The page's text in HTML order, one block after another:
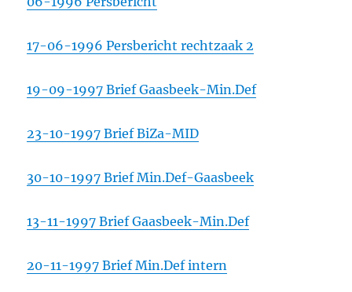
17-06-1996 Persbericht rechtzaak 2
19-09-1997 Brief Gaasbeek-Min.Def
23-10-1997 Brief BiZa-MID
30-10-1997 Brief Min.Def-Gaasbeek
13-11-1997 Brief Gaasbeek-Min.Def
20-11-1997 Brief Min.Def intern